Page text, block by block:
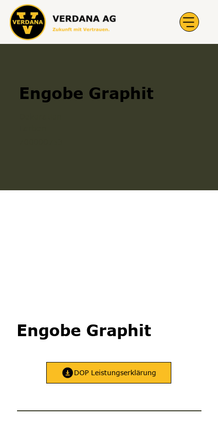
Engobe Graphit
Engobe Graphit
DOP Leistungserklärung